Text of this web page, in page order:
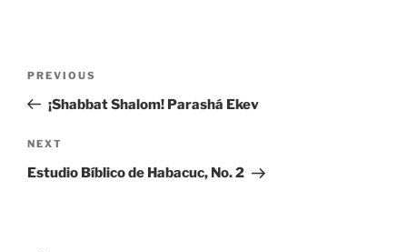
Previous
Post
PREVIOUS
¡Shabbat Shalom! Parashá Ekev
Next
Post
NEXT
Estudio Bíblico de Habacuc, No. 2